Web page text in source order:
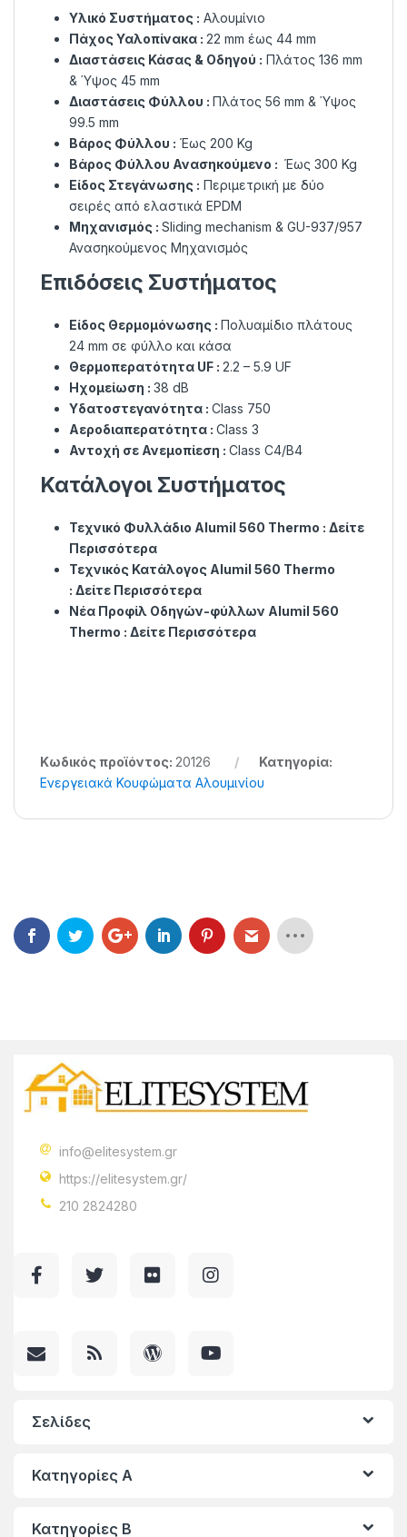
Υλικό Συστήματος : Αλουμίνιο
Πάχος Υαλοπίνακα : 22 mm έως 44 mm
Διαστάσεις Κάσας & Οδηγού : Πλάτος 136 mm
& Ύψος 45 mm
Διαστάσεις Φύλλου : Πλάτος 56 mm & Ύψος
99.5 mm
Βάρος Φύλλου : Έως 200 Kg
Βάρος Φύλλου Ανασηκούμενο : Έως 300 Kg
Είδος Στεγάνωσης : Περιμετρική με δύο
σειρές από ελαστικά EPDM
Μηχανισμός : Sliding mechanism & GU-937/957
Ανασηκούμενος Μηχανισμός
Επιδόσεις Συστήματος
Είδος Θερμομόνωσης : Πολυαμίδιο πλάτους
24 mm σε φύλλο και κάσα
Θερμοπερατότητα UF : 2.2 – 5.9 UF
Ηχομείωση : 38 dB
Υδατοστεγανότητα : Class 750
Αεροδιαπερατότητα : Class 3
Αντοχή σε Ανεμοπίεση : Class C4/B4
Κατάλογοι Συστήματος
Τεχνικό Φυλλάδιο Alumil 560 Thermo : Δείτε
Περισσότερα
Τεχνικός Κατάλογος Alumil 560 Thermo
: Δείτε Περισσότερα
Νέα Προφίλ Οδηγών-φύλλων Alumil 560
Thermo : Δείτε Περισσότερα
Κωδικός προϊόντος: 20126
Κατηγορία:
Ενεργειακά Κουφώματα Αλουμινίου
info@elitesystem.gr
https://elitesystem.gr/
210 2824280
Σελίδες
Κατηγορίες A
Κατηγορίες Β